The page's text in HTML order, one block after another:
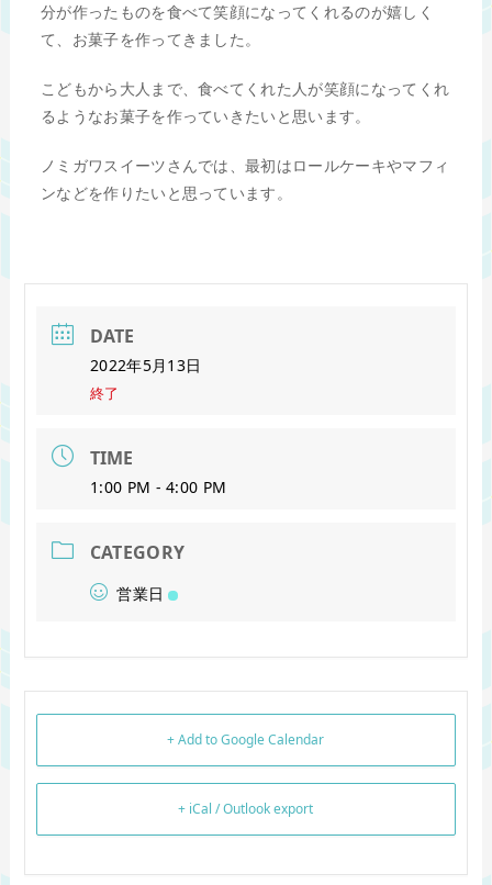
分が作ったものを食べて笑顔になってくれるのが嬉しく
て、お菓子を作ってきました。
こどもから大人まで、食べてくれた人が笑顔になってくれ
るようなお菓子を作っていきたいと思います。
ノミガワスイーツさんでは、最初はロールケーキやマフィ
ンなどを作りたいと思っています。
DATE
2022年5月13日
終了
TIME
1:00 PM - 4:00 PM
CATEGORY
営業日
+ Add to Google Calendar
+ iCal / Outlook export